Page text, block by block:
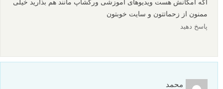
اگه امکانش هست ویدیوهای آموزشی ورکشاپ مانند هم بذارید خیلی
ممنون از زحماتتون و سایت خوبتون
پاسخ دهید
محمد